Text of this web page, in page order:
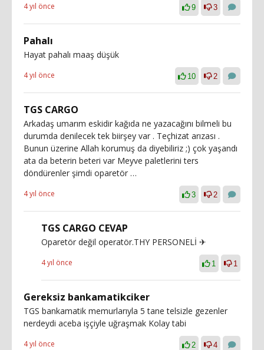
4 yıl önce 9 3
Pahalı
Hayat pahalı maaş düşük
4 yıl önce 10 2
TGS CARGO
Arkadaş umarım eskidir kağıda ne yazacağını bilmeli bu
durumda denilecek tek biirşey var . Teçhizat arızası .
Bunun üzerine Allah korumuş da diyebiliriz ;) çok yaşandı
ata da beterin beteri var Meyve paletlerini ters
döndürenler şimdi oparetör …
4 yıl önce 3 2
TGS CARGO CEVAP
Oparetör değil operatör.THY PERSONELİ ✈
4 yıl önce 1 1
Gereksiz bankamatikciker
TGS bankamatik memurlarıyla 5 tane telsizle gezenler
nerdeydi aceba işçiyle uğraşmak Kolay tabi
4 yıl önce 2 4